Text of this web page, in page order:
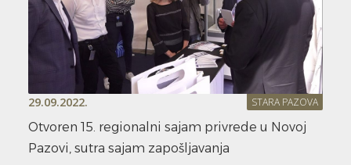
29.09.2022. STARA PAZOVA
Otvoren 15. regionalni sajam privrede u Novoj
Pazovi, sutra sajam zapošljavanja